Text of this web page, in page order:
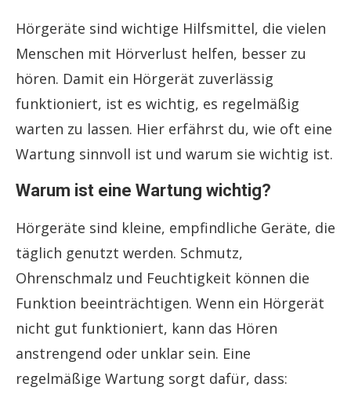
Hörgeräte sind wichtige Hilfsmittel, die vielen
Menschen mit Hörverlust helfen, besser zu
hören. Damit ein Hörgerät zuverlässig
funktioniert, ist es wichtig, es regelmäßig
warten zu lassen. Hier erfährst du, wie oft eine
Wartung sinnvoll ist und warum sie wichtig ist.
Warum ist eine Wartung wichtig?
Hörgeräte sind kleine, empfindliche Geräte, die
täglich genutzt werden. Schmutz,
Ohrenschmalz und Feuchtigkeit können die
Funktion beeinträchtigen. Wenn ein Hörgerät
nicht gut funktioniert, kann das Hören
anstrengend oder unklar sein. Eine
regelmäßige Wartung sorgt dafür, dass: